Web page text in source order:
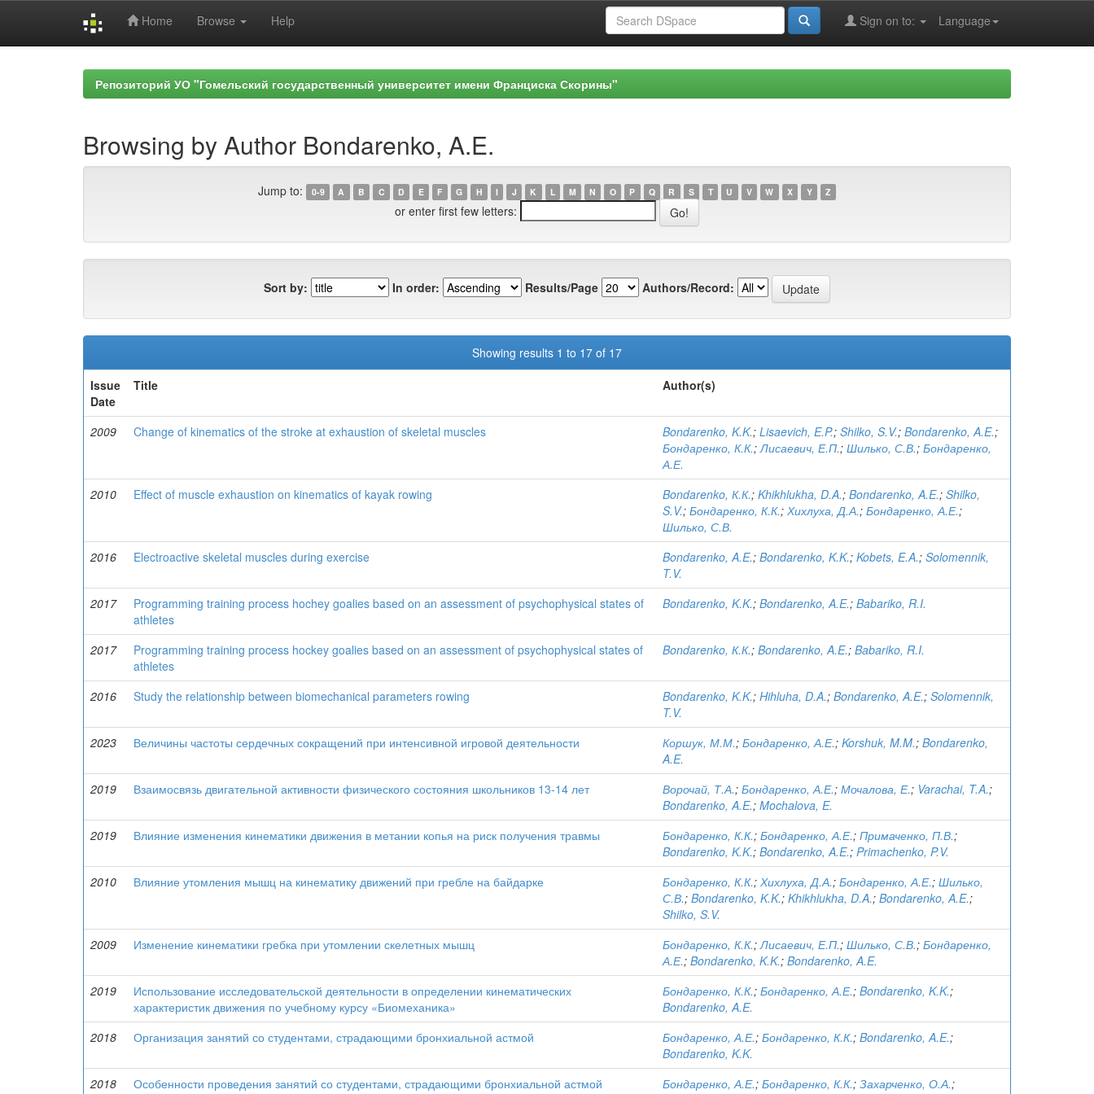
Home Browse Help Language
Sign on to:
Репозиторий УО "Гомельский государственный университет имени Франциска Скорины"
Browsing by Author Bondarenko, A.E.
Jump to: 0-9 A B C D E F G H I J K L M N O P Q R S T U V W X Y Z
or enter first few letters:
Sort by: In order: Results/Page Authors/Record:
Showing results 1 to 17 of 17
Issue
Date
Title Author(s)
2009 Change of kinematics of the stroke at exhaustion of skeletal muscles Bondarenko, K.K.; Lisaevich, E.P.; Shilko, S.V.; Bondarenko, A.E.;
Бондаренко, К.К.;Лисаевич, Е.П.; Шилько, С.В.; Бондаренко,
А.Е.
2010
Effect of muscle exhaustion on kinematics of kayak rowing Bondarenko, К.К.; Khikhlukha, D.A.; Bondarenko, A.E.; Shilko,
S.V.; Бондаренко, К.К.; Хихлуха, Д.А.; Бондаренко, А.Е.;
Шилько, С.В.
2016
Electroactive skeletal muscles during exercise Bondarenko, A.E.; Bondarenko, K.K.; Kobets, E.A.; Solomennik,
T.V.
2017
Programming training process hochey goalies based on an assessment of psychophysical states of
athletes
Bondarenko, K.K.; Bondarenko, A.E.; Babariko, R.I.
2017
Programming training process hockey goalies based on an assessment of psychophysical states of
athletes
Bondarenko, К.К.; Bondarenko, A.E.; Babariko, R.I.
2016 Study the relationship between biomechanical parameters rowing Bondarenko, K.K.; Hihluha, D.A.; Bondarenko, A.E.; Solomennik,
T.V.
2023
Величины частоты сердечных сокращений при интенсивной игровой деятельности Коршук, М.М.; Бондаренко, А.Е.; Korshuk, M.M.; Bondarenko,
A.E.
2019
Взаимосвязь двигательной активности физического состояния школьников 13-14 лет Ворочай, Т.А.; Бондаренко, А.Е.; Мочалова, Е.; Varachai, T.A.;
Bondarenko, A.E.; Mochalova, E.
2019
Влияние изменения кинематики движения в метании копья на риск получения травмы Бондаренко, К.К.; Бондаренко, А.Е.; Примаченко, П.В.;
Bondarenko, K.K.; Bondarenko, A.E.; Primachenko, P.V.
2010
Влияние утомления мышц на кинематику движений при гребле на байдарке Бондаренко, К.К.; Хихлуха, Д.А.; Бондаренко, А.Е.; Шилько,
С.В.; Bondarenko, K.K.; Khikhlukha, D.A.; Bondarenko, A.E.;
Shilko, S.V.
2009
Изменение кинематики гребка при утомлении скелетных мышц Бондаренко, К.К.;Лисаевич, Е.П.; Шилько, С.В.; Бондаренко,
А.Е.; Bondarenko, K.K.; Bondarenko, A.E.
2019
Использование исследовательской деятельности в определении кинематических
характеристик движения по учебному курсу «Биомеханика»
Бондаренко, К.К.; Бондаренко, А.Е.; Bondarenko, K.K.;
Bondarenko, A.E.
2018
Организация занятий со студентами, страдающими бронхиальной астмой Бондаренко, А.Е.; Бондаренко, К.К.; Bondarenko, A.E.;
Bondarenko, K.K.
2018
Особенности проведения занятий со студентами, страдающими бронхиальной астмой Бондаренко, А.Е.; Бондаренко, К.К.; Захарченко, О.А.;